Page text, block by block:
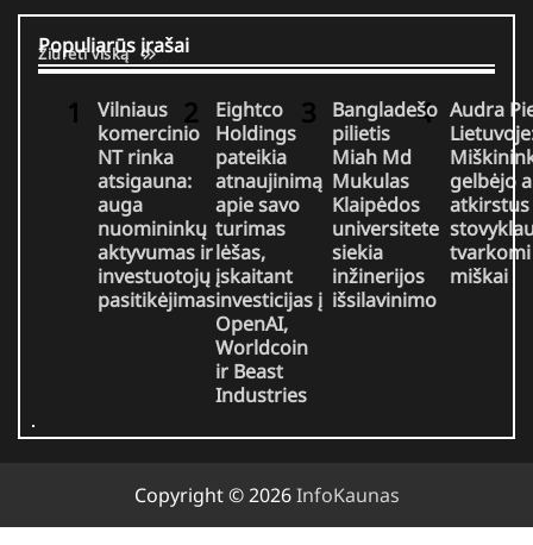
Populiarūs įrašai
Žiūrėti viską
Vilniaus
komercinio
NT rinka
atsigauna:
auga
nuomininkų
aktyvumas ir
investuotojų
pasitikėjimas
Eightco
Holdings
pateikia
atnaujinimą
apie savo
turimas
lėšas,
įskaitant
investicijas į
OpenAI,
Worldcoin
ir Beast
Industries
Bangladešo
pilietis
Miah Md
Mukulas
Klaipėdos
universitete
siekia
inžinerijos
išsilavinimo
Audra
gelbėjo
atkirstus
tvarkomi
miškai
Copyright © 2026InfoKaunas